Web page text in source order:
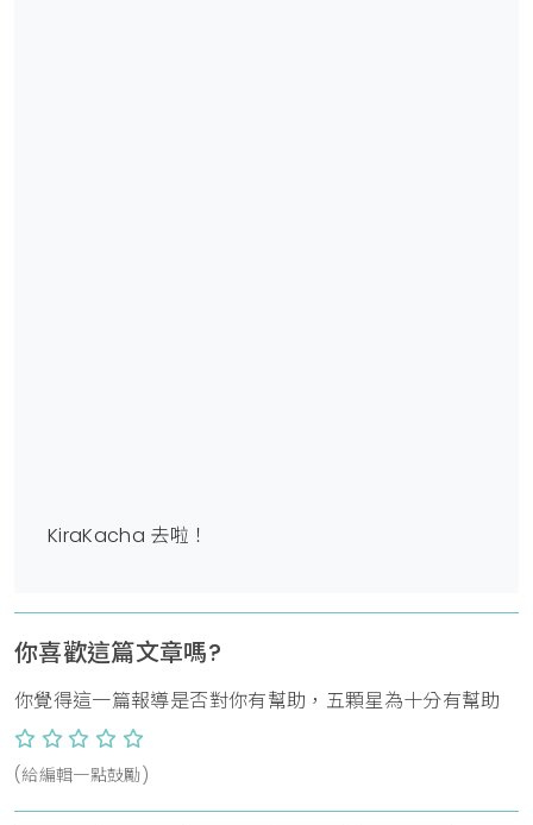
KiraKacha 去啦！
你喜歡這篇文章嗎?
你覺得這一篇報導是否對你有幫助，五顆星為十分有幫助
(給編輯一點鼓勵)